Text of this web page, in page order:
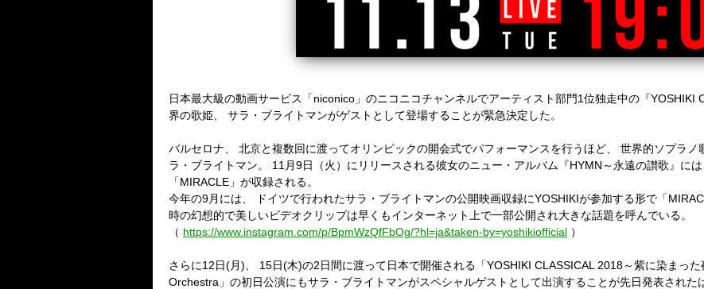
日本最大級の動画サービス「niconico」のニコニコチャンネルでアーティスト部門1位独走中の『YOSHIKI
界の歌姫、 サラ・ブライトマンがゲストとして登場することが緊急決定した。
バルセロナ、 北京と複数回に渡ってオリンピックの開会式でパフォーマンスを行うほど、 世界的ソプラ
ラ・ブライトマン。 11月9日（火）にリリースされる彼女のニュー・アルバム『HYMN～永遠の讃歌』に
「MIRACLE」が収録される。
今年の9月には、 ドイツで行われたサラ・ブライトマンの公開映画収録にYOSHIKIが参加する形で「
時の幻想的で美しいビデオクリップは早くもインターネット上で一部公開され大きな話題を呼んでいる。
（ https://www.instagram.com/p/BpmWzQfFbOg/?hl=ja&taken-by=yoshikiofficial ）
さらに12日(月)、 15日(木)の2日間に渡って日本で開催される「YOSHIKI CLASSICAL 2018～紫に染まっ
Orchestra」の初日公演にもサラ・ブライトマンがスペシャルゲストとして出演することが先日発表された